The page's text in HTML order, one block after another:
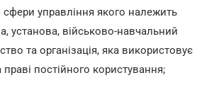
управління якого належить
установа, військово-навчальний
та організація, яка використовує
постійного користування;